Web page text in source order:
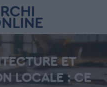
ET
LOCALE : CE